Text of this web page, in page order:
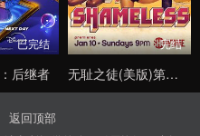
已完结
后继者
完结
无耻之徒(美版)第六季
返回顶部